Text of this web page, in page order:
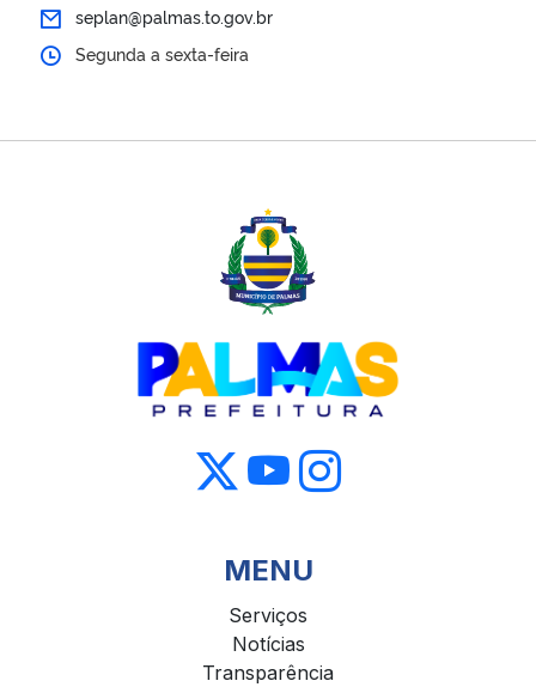
seplan@palmas.to.gov.br
Segunda a sexta-feira
MENU
Serviços
Notícias
Transparência